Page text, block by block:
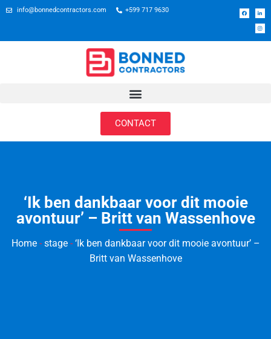
info@bonnedcontractors.com +599 717 9630
CONTACT
‘Ik ben dankbaar voor dit mooie
avontuur’ – Britt van Wassenhove
Home-stage-‘Ik ben dankbaar voor dit mooie avontuur’ –
Britt van Wassenhove